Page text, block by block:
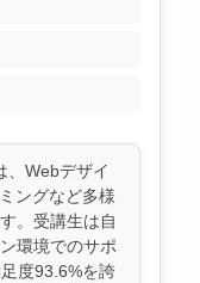
、Webデザイ
ングなど多様
。受講生は自
環境でのサポ
度93.6%を誇